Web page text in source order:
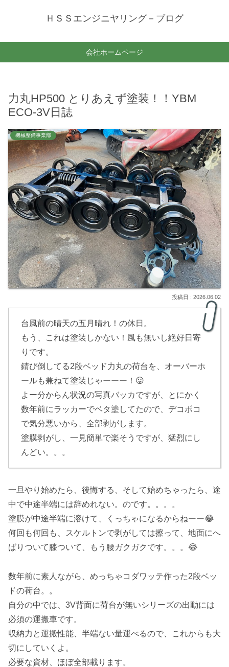
ＨＳＳエンジニヤリング－ブログ
会社ホームページ
力丸HP500 とりあえず塗装！！YBM
ECO-3V日誌
機械整備事業部
2026.06.02
台風前の晴天の五月晴れ！の休日。
もう、これは塗装しかない！風も無いし絶好日寄
りです。
錆び倒してる2段ベッド力丸の荷台を、オーバーホ
ールも兼ねて塗装じゃーーー！😛
よー分からん状況の写真バッカですが、とにかく
数年前にラッカーでベタ塗してたので、デコボコ
で気分悪いから、全部剥がします。
塗膜剥がし、一見簡単で楽そうですが、猛烈にし
んどい。。。
一旦やり始めたら、後悔する、そして始めちゃったら、途
中で中途半端には辞めれない。のです。。。。
塗膜が中途半端に溶けて、くっちゃになるからねーー😂
何回も何回も、スケルトンで剥がしては擦って、地面にへ
ばりついて膝ついて、もう腰ガクガクです。。。😂
数年前に素人ながら、めっちゃコダワッテ作った2段ベッ
ドの荷台。。
自分の中では、3V背面に荷台が無いシリーズの出動には
必須の運搬車です。
収納力と運搬性能、半端ない量運べるので、これからも大
切にしていくよ。
必要な資材、ほぼ全部載ります。